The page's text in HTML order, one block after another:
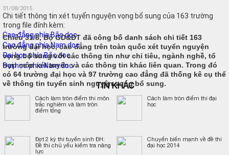
31/08/2015
Chiều 31/8, Bộ GD&ĐT đã công bố danh sách chi tiết 163
trường đại học, cao đẳng trên toàn quốc xét tuyển nguyện
vọng bổ sung với các thông tin như chỉ tiêu, ngành nghề, tổ
hợp môn xét tuyển và các thông tin khác liên quan. Trong đó
có 64 trường đại học và 97 trường cao đẳng đã thống kê cụ thể
về thông tin tuyển sinh nguyện vọng bổ sung.
Chi tiết thông tin xét tuyển nguyện vọng bổ sung của 163 trường
trong file đính kèm:
Cao đẳng phía Bắc.doc
Cao đẳng phía Nam.doc
Đại học phía Bắc.doc
Đại học phía Nam.doc
TIN KHÁC
Cách làm tròn điểm thi môn
trắc nghiêm và làm tròn
điểm tổng
Cách làm tròn điểm thi đại
học
Đợt 2 kỳ thi tuyển sinh ĐH:
Đề thi chủ yếu kiểm tra năng
lực
Chuyển biến mạnh về đề thi
đại học 2014